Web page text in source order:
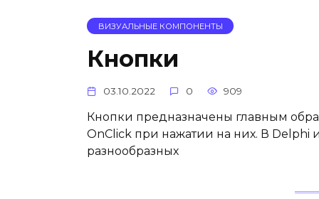
ВИЗУАЛЬНЫЕ КОМПОНЕНТЫ
Кнопки
03.10.2022 0 909
Кнопки предназначены главным
OnClick при нажатии на них. В Delphi
разнообразных